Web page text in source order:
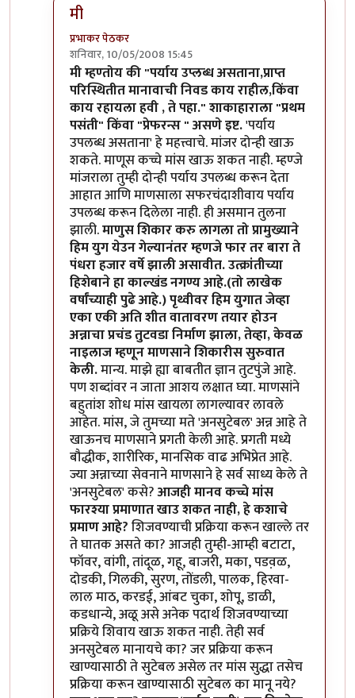
मी
प्रभाकर पेठकर
शनिवार, 10/05/2008 15:45
In reply toछट्...byमन
मी म्हण्तोय की "पर्याय उप्लब्ध असताना,प्राप्त
परिस्थितीत मानावाची निवड काय राहील,किंवा
काय रहायला हवी , ते पहा." शाकाहाराला "प्रथम
पसंती" किंवा "प्रेफरन्स " असणे इष्ट.'पर्याय
उपलब्ध असताना' हे महत्त्वाचे. मांजर दोन्ही खाऊ
शकते. माणूस कच्चे मांस खाऊ शकत नाही. म्हण्जे
मांजराला तुम्ही दोन्ही पर्याय उपलब्ध करून देता
आहात आणि माणसाला सफरचंदाशीवाय पर्याय
उपलब्ध करून दिलेला नाही. ही असमान तुलना
झाली.माणुस शिकार करु लागला तो प्रामुख्याने
हिम युग येउन गेल्यानंतर म्हणजे फार तर बारा ते
पंधरा हजार वर्षे झाली असावीत. उत्क्रांतीच्या
हिशेबाने हा काल्खंड नगण्य आहे.(तो लाखेक
वर्षांच्याही पुढे आहे.) पृथ्वीवर हिम युगात जेव्हा
एका एकी अति शीत वातावरण तयार होउन
अन्नाचा प्रचंड तुटवडा निर्माण झाला, तेव्हा, केवळ
नाइलाज म्हणून माणसाने शिकारीस सुरुवात
केली.मान्य. माझे ह्या बाबतीत ज्ञान तुटपुंजे आहे.
पण शब्दांवर न जाता आशय लक्षात घ्या. माणसांने
बहुतांश शोध मांस खायला लागल्यावर लावले
आहेत. मांस, जे तुमच्या मते 'अनसुटेबल' अन्न आहे ते
खाऊनच माणसाने प्रगती केली आहे. प्रगती मध्ये
बौद्धीक, शारीरिक, मानसिक वाढ अभिप्रेत आहे.
ज्या अन्नाच्या सेवनाने माणसाने हे सर्व साध्य केले ते
'अनसुटेबल' कसे?आजही मानव कच्चे मांस
फारश्या प्रमाणात खाउ शकत नाही, हे कशाचे
प्रमाण आहे?शिजवण्याची प्रक्रिया करून खाल्ले तर
ते घातक असते का? आजही तुम्ही-आम्ही बटाटा,
फॉवर, वांगी, तांदूळ, गहू, बाजरी, मका, पडव़ळ,
दोडकी, गिलकी, सुरण, तोंडली, पालक, हिरवा-
लाल माठ, करडई, आंबट चुका, शोपू, डाळी,
कडधान्ये, अळू असे अनेक पदार्थ शिजवण्याच्या
प्रक्रिये शिवाय खाऊ शकत नाही. तेही सर्व
अनसुटेबल मानायचे का? जर प्रक्रिया करून
खाण्यासाठी ते सुटेबल असेल तर मांस सुद्धा तसेच
प्रक्रिया करून खाण्यासाठी सुटेबल का मानू नये?